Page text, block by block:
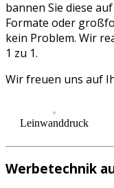
bannen Sie diese
Formate oder
kein Problem. Wir
1 zu 1.
Wir freuen uns auf
Leinwanddruck
Werbetechnik